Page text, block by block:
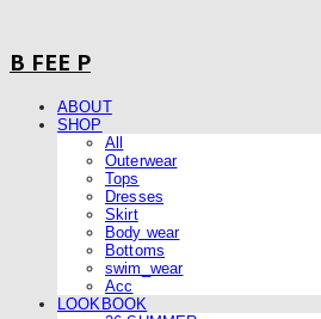
B FEE P
ABOUT
SHOP
All
Outerwear
Tops
Dresses
Skirt
Body wear
Bottoms
swim_wear
Acc
LOOKBOOK